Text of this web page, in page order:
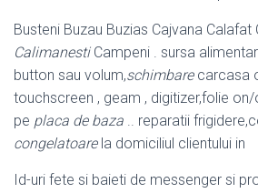
Busteni Buzau Buzias Cajvana Calafat
CalimanestiCampeni . sursa
button sau volum,schimbarecarcasa
touchscreen , geam , digitizer,folie
pe placa de baza .. reparatii
congelatoarela domiciliul clientului in
Id-uri fete si baieti de messenger si